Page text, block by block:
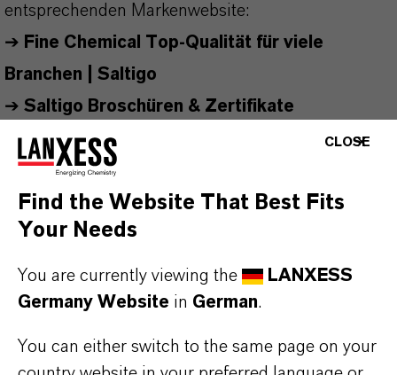
entsprechenden Markenwebsite:
➔ Fine Chemical Top-Qualität für viele
Branchen | Saltigo
➔ Saltigo Broschüren & Zertifikate
PRODUKTINFORMATIONEN
Masse
CLOSE
Find the Website That Best Fits
Your Needs
You are currently viewing the
LANXESS
Germany Website in German.
You can either switch to the same page on your